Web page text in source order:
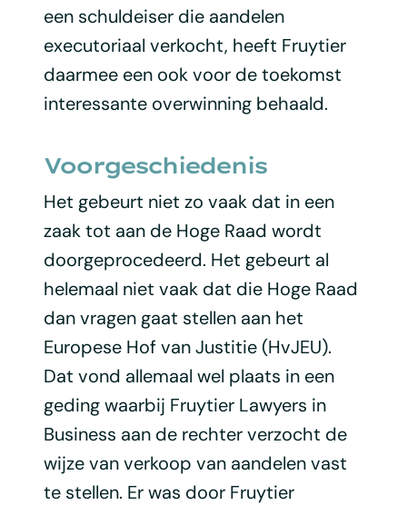
een schuldeiser die aandelen
executoriaal verkocht, heeft Fruytier
daarmee een ook voor de toekomst
interessante overwinning behaald.
Voorgeschiedenis
Het gebeurt niet zo vaak dat in een
zaak tot aan de Hoge Raad wordt
doorgeprocedeerd. Het gebeurt al
helemaal niet vaak dat die Hoge Raad
dan vragen gaat stellen aan het
Europese Hof van Justitie (HvJEU).
Dat vond allemaal wel plaats in een
geding waarbij Fruytier Lawyers in
Business aan de rechter verzocht de
wijze van verkoop van aandelen vast
te stellen. Er was door Fruytier